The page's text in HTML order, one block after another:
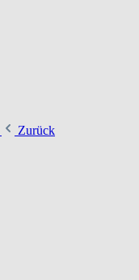
Zurück